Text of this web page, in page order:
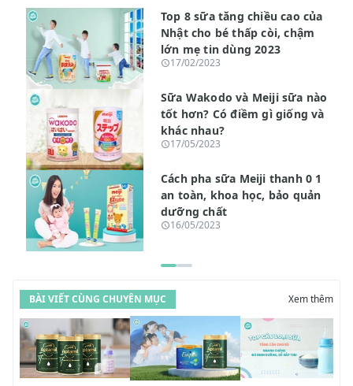
Top 8 sữa tăng chiều cao của
Nhật cho bé thấp còi, chậm
lớn mẹ tin dùng 2023
17/02/2023
Sữa Wakodo và Meiji sữa nào
tốt hơn? Có điềm gì giống và
khác nhau?
17/05/2023
Cách pha sữa Meiji thanh 0 1
an toàn, khoa học, bảo quản
dưỡng chất
16/05/2023
BÀI VIẾT CÙNG CHUYÊN MỤC Xem thêm